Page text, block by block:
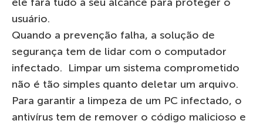
usuário.
Quando a prevenção falha, a solução de
segurança tem de lidar com o computador
infectado. Limpar um sistema comprometido
não é tão simples quanto deletar um arquivo.
Para garantir a limpeza de um PC infectado, o
antivírus tem de remover o código malicioso e